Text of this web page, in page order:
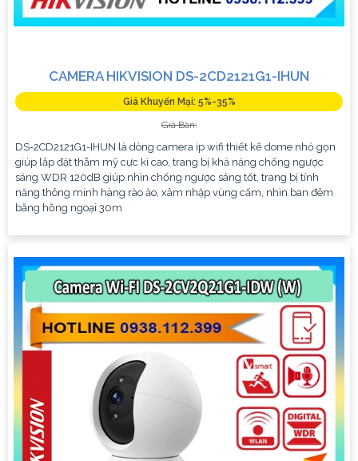
CAMERA HIKVISION DS-2CD2121G1-IHUN
Giá Khuyến Mại: 5%-35%
Giá Bán:
DS-2CD2121G1-IHUN là dòng camera ip wifi thiết kế dome nhỏ gọn
giúp lắp đặt thẫm mỹ cực kì cao, trang bị khả năng chống ngược
sáng WDR 120dB giúp nhìn chống ngược sáng tốt, trang bị tính
năng thông minh hàng rào ảo, xâm nhập vùng cấm, nhìn ban đêm
bằng hồng ngoại 30m